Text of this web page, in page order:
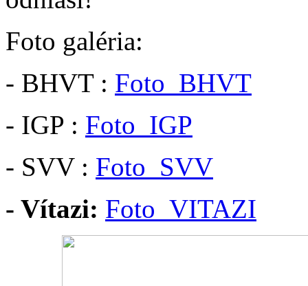
Foto galéria:
- BHVT : Foto_BHVT
- IGP : Foto_IGP
- SVV : Foto_SVV
- Vítazi: Foto_VITAZI